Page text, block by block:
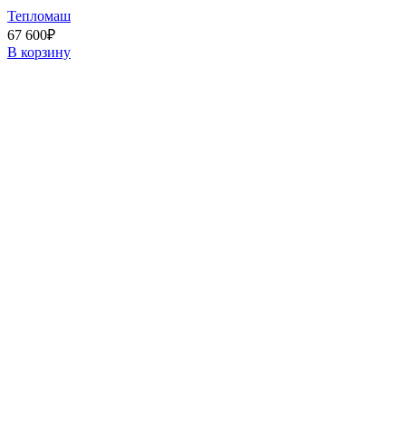
Тепломаш
67 600₽
В корзину